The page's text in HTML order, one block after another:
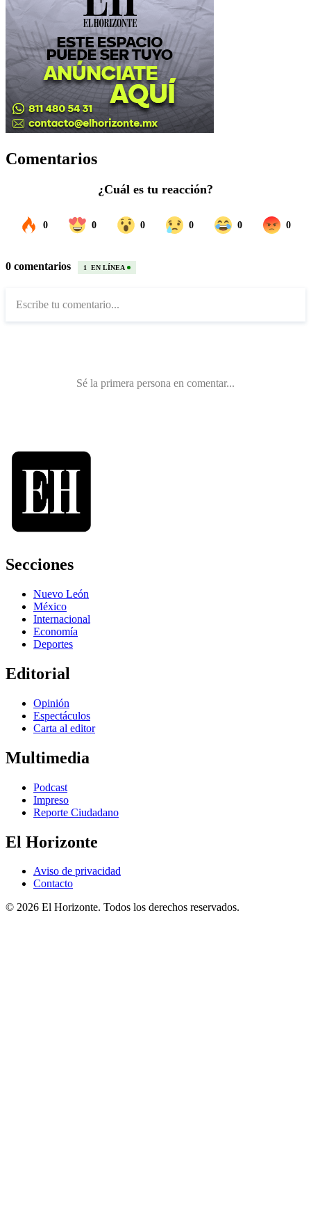
Comentarios
Secciones
Nuevo León
México
Internacional
Economía
Deportes
Editorial
Opinión
Espectáculos
Carta al editor
Multimedia
Podcast
Impreso
Reporte Ciudadano
El Horizonte
Aviso de privacidad
Contacto
© 2026 El Horizonte. Todos los derechos reservados.